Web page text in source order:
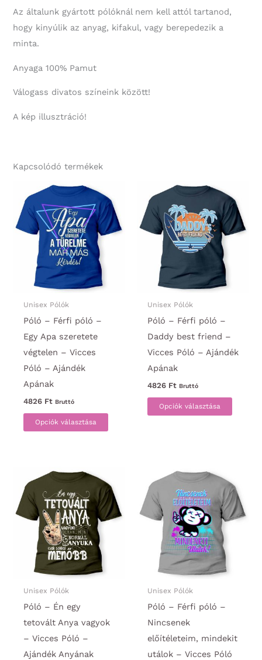
Az általunk gyártott pólóknál nem kell attól tartanod,
hogy kinyúlik az anyag, kifakul, vagy berepedezik a
minta.
Anyaga 100% Pamut
Válogass divatos színeink között!
A kép illusztráció!
Kapcsolódó termékek
Unisex Pólók
Póló – Férfi póló –
Egy Apa szeretete
végtelen – Vicces
Póló – Ajándék
Apának
4826 Ft Bruttó
Opciók választása
Ennek
a
variációja
van.
A
termékoldalon
választhatók
Unisex Pólók
Póló – Férfi póló –
Daddy best friend –
Vicces Póló – Ajándék
Apának
4826 Ft Bruttó
Opciók választása
Ennek
a
van.
A
Unisex Pólók
Póló – Én egy
tetovált Anya vagyok
– Vicces Póló –
Ajándék Anyának
Unisex Pólók
Póló – Férfi póló –
Nincsenek
előítéleteim, mindekit
utálok – Vicces Póló